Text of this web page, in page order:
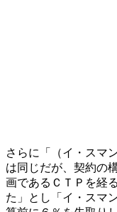
さらに「（イ・スマ
は同じだが、契約の
画であるＣＴＰを経
た」とし「イ・スマ